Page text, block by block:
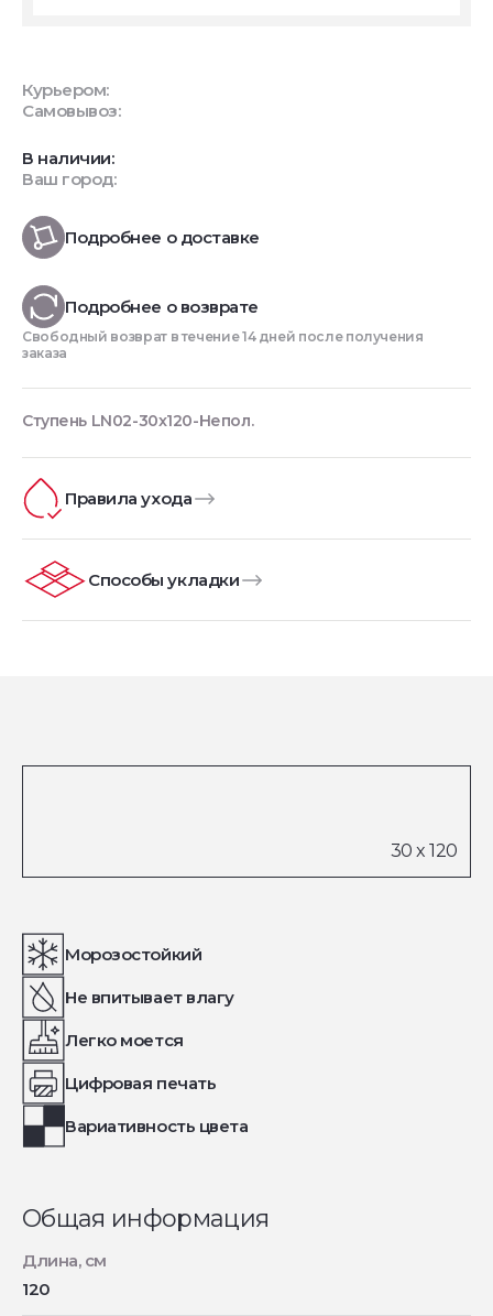
Курьером:
Самовывоз:
В наличии:
Ваш город:
Подробнее о доставке
Подробнее о возврате
Свободный возврат в течение 14 дней после получения
заказа
Ступень LN02-30x120-Непол.
Правила ухода
Способы укладки
Морозостойкий
Не впитывает влагу
Легко моется
Цифровая печать
Вариативность цвета
Общая информация
Длина, см
120